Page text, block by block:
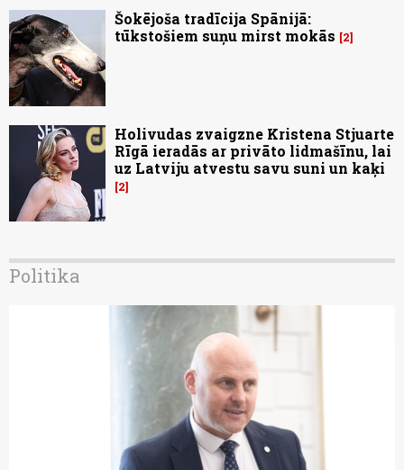
Šokējoša tradīcija Spānijā:
tūkstošiem suņu mirst mokās
2
Holivudas zvaigzne Kristena Stjuarte
Rīgā ieradās ar privāto lidmašīnu, lai
uz Latviju atvestu savu suni un kaķi
2
Politika